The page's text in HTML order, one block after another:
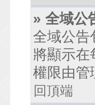
» 全域公
全域公告
將顯示在
權限由管
回頂端